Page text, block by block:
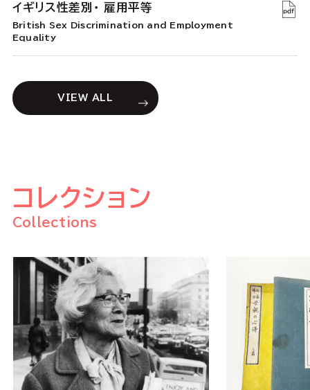
イギリス性差別・ 雇用平等
British Sex Discrimination and Employment
Equality
VIEW ALL
コレクション
Collections